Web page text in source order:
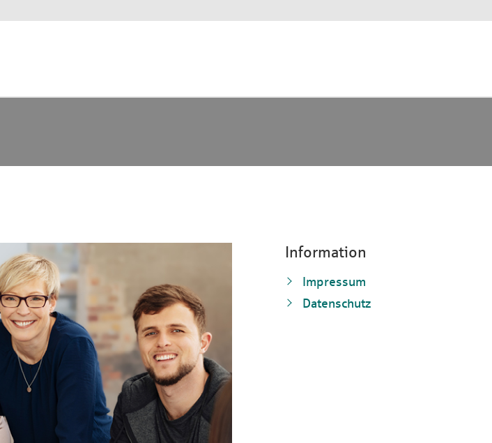
Information
Impressum
Datenschutz